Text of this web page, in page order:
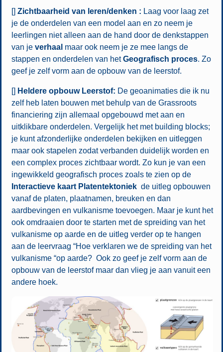
[] Zichtbaarheid van leren/denken : Laag voor laag zet
je de onderdelen van een model aan en zo neem je
leerlingen niet alleen aan de hand door de denkstappen
van je verhaal maar ook neem je ze mee langs de
stappen en onderdelen van hetGeografisch proces. Zo
geef je zelf vorm aan de opbouw van de leerstof.
[] Heldere opbouw Leerstof: De geoanimaties die ik nu
zelf heb laten bouwen met behulp van de Grassroots
financiering zijn allemaal opgebouwd met aan en
uitklikbare onderdelen. Vergelijk het met building blocks;
je kunt afzonderlijke onderdelen bekijken en uitleggen
maar ook stapelen zodat verbanden duidelijk worden en
een complex proces zichtbaar wordt. Zo kun je van een
ingewikkeld geografisch proces zoals te zien op de
Interactieve kaart Platentektoniekde uitleg opbouwen
vanaf de platen, plaatnamen, breuken en dan
aardbevingen en vulkanisme toevoegen. Maar je kunt het
ook omdraaien door te starten met de spreiding van het
vulkanisme op aarde en de uitleg verder op te hangen
aan de leervraag “Hoe verklaren we de spreiding van het
vulkanisme “op aarde? Ook zo geef je zelf vorm aan de
opbouw van de leerstof maar dan vlieg je aan vanuit een
andere hoek.